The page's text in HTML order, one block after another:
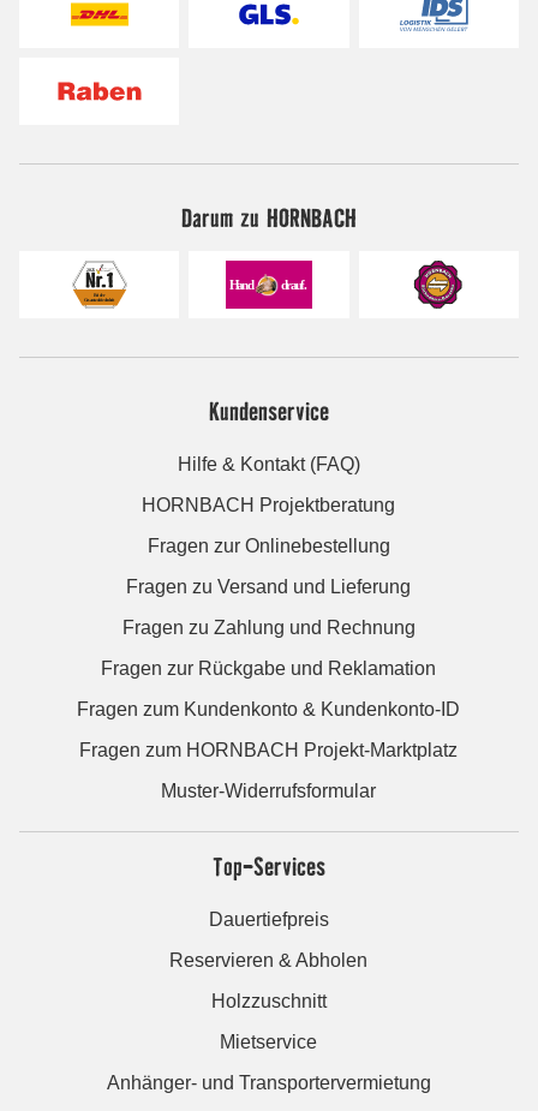
Darum zu HORNBACH
Kundenservice
Hilfe & Kontakt (FAQ)
HORNBACH Projektberatung
Fragen zur Onlinebestellung
Fragen zu Versand und Lieferung
Fragen zu Zahlung und Rechnung
Fragen zur Rückgabe und Reklamation
Fragen zum Kundenkonto & Kundenkonto-ID
Fragen zum HORNBACH Projekt-Marktplatz
Muster-Widerrufsformular
Top-Services
Dauertiefpreis
Reservieren & Abholen
Holzzuschnitt
Mietservice
Anhänger- und Transportervermietung